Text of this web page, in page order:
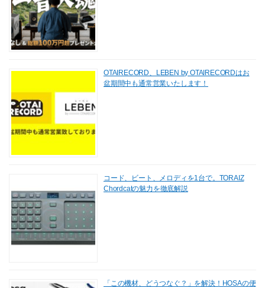
OTAIRECORD、LEBEN by OTAIRECORDはお
盆期間中も通常営業いたします！
コード、ビート、メロディを1台で。TORAIZ
Chordcatの魅力を徹底解説
「この機材、どうつなぐ？」を解決！HOSAの便